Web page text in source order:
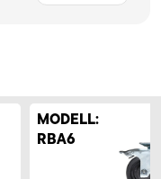
MODELL:
RBA6